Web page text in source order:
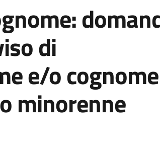
di
e/o cognome
minorenne